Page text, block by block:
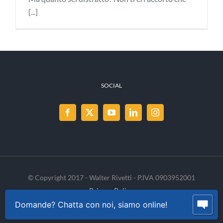
[...]
SOCIAL
© Copyright 2017 - Walter Rivetti - P.IVA 0903952001
Privacy Policy
Cookie Policy
INVENIA
Domande? Chatta con noi, siamo online!